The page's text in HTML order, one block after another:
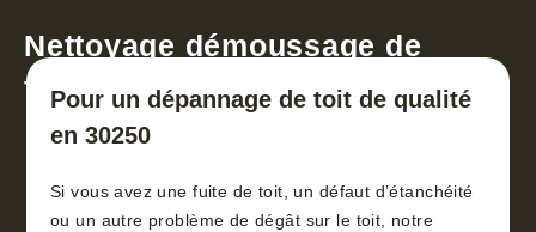
Nettoyage démoussage de
toiture 30
Pour un dépannage de toit de qualité
en 30250
Si vous avez une fuite de toit, un défaut d’étanchéité
ou un autre problème de dégât sur le toit, notre